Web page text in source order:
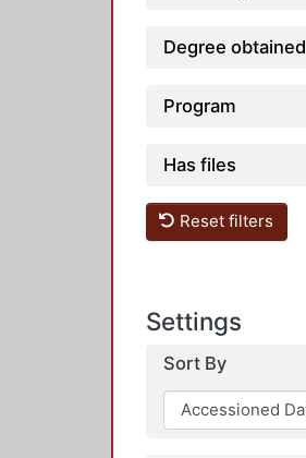
Degree obtained
Program
Has files
Reset filters
Settings
Sort By